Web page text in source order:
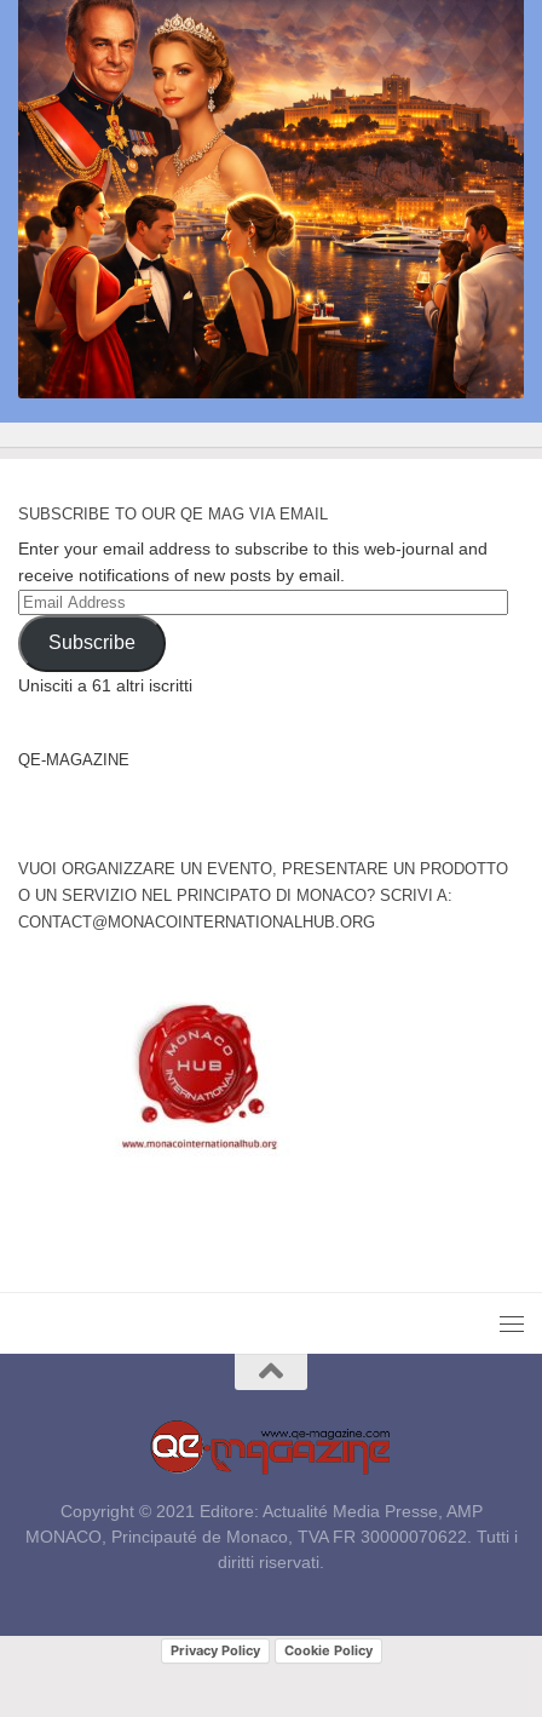
SUBSCRIBE TO OUR QE MAG VIA EMAIL
Enter your email address to subscribe to this web-journal and
receive notifications of new posts by email.
Email
Address
Subscribe
Unisciti a 61 altri iscritti
QE-MAGAZINE
VUOI ORGANIZZARE UN EVENTO, PRESENTARE UN PRODOTTO
O UN SERVIZIO NEL PRINCIPATO DI MONACO? SCRIVI A:
CONTACT@MONACOINTERNATIONALHUB.ORG
Copyright © 2021 Editore: Actualité Media Presse, AMP
MONACO, Principauté de Monaco, TVA FR 30000070622. Tutti i
diritti riservati.
Privacy Policy Cookie Policy